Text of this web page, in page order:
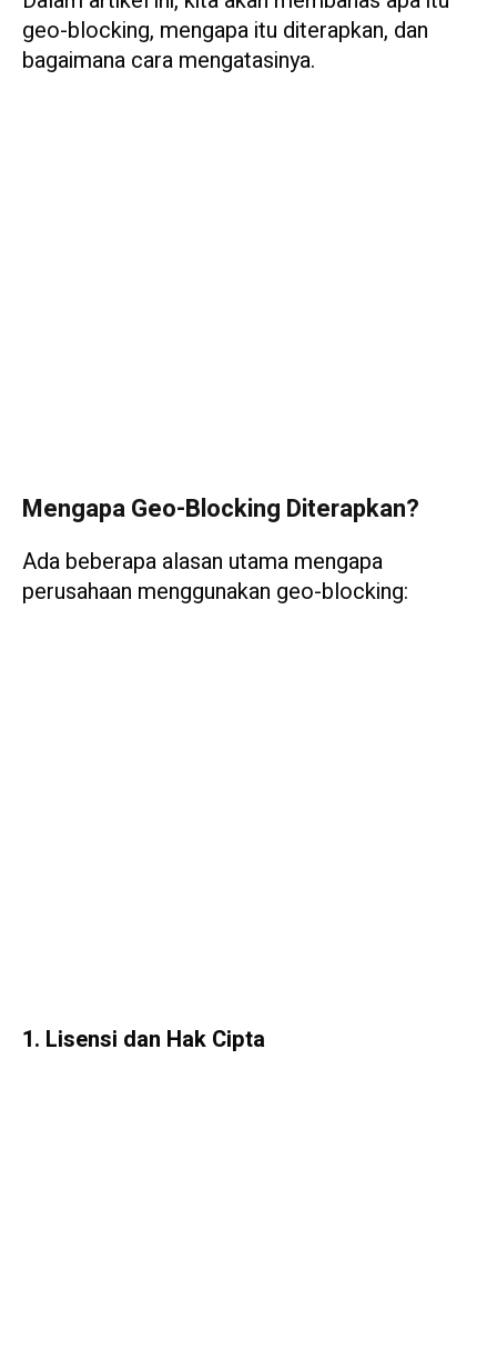
geo-blocking, mengapa itu diterapkan, dan
bagaimana cara mengatasinya.
Mengapa Geo-Blocking Diterapkan?
Ada beberapa alasan utama mengapa
perusahaan menggunakan geo-blocking:
1. Lisensi dan Hak Cipta